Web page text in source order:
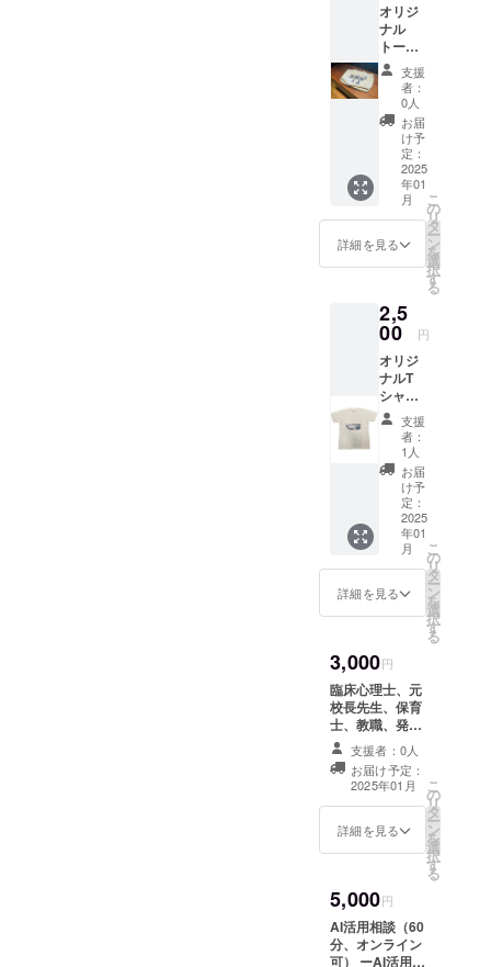
個数：
１個 デ
ザイ
ン：女
性の絵
柄が
アー
ティス
トS、動
物柄の
版画が
アー
トR 大
きさ：
時、必ず備考欄
に掲載を希望さ
れるお名前をご
記入ください
オリジ
ナル
トート
バック
（契約
アー
ティス
トデザ
インの
もの）
パター
ン二つ
からお
選びに
なれま
の詳細
は選択
できま
せん）
・版画
デザイ
ンは
アー
ティス
トRのも
のです
・女性
のデザ
インの
ものは
アー
ティス
トSのも
支援
者：
0人
お届
け予
定：
2025
年01
月
詳細を見る
こ
の
リ
タ
ー
ン
を
選
択
す
る
2,5
00 円
オリジ
ナルT
シャツ
（契約
アー
ティス
トデザ
インの
もの）
パター
ン二つ
からお
選びに
なれま
す（デ
は選択
せん）
・版画
デザイ
ンは
アー
ティス
トRのも
・女性
のデザ
アー
ティス
トSのも
のです
支援
者：
1人
お届
け予
定：
2025
年01
月
詳細を見る
こ
の
リ
タ
ー
ン
を
選
択
す
る
3,000円
臨床心理士、元
校長先生、保育
士、教職、発達
支援アドバイ
ザー等による子
育て相談 [４０
分、オンライン
対応可] * 臨床心
理士、元校長先
安心・便利に専
門家のアドバイ
スを受けられる
* 相談内容は厳
支援者：0人
お届け予定：
2025年01月
詳細を見る
こ
の
リ
タ
ー
ン
を
選
択
す
る
5,000円
AI活用相談（60
分、オンライン
可） ーAI活用の